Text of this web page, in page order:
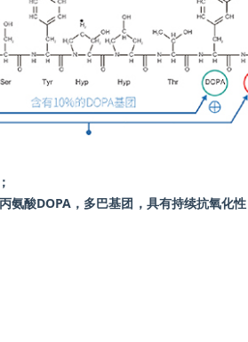
氨酸DOPA，多巴基团，具有持续抗氧化性